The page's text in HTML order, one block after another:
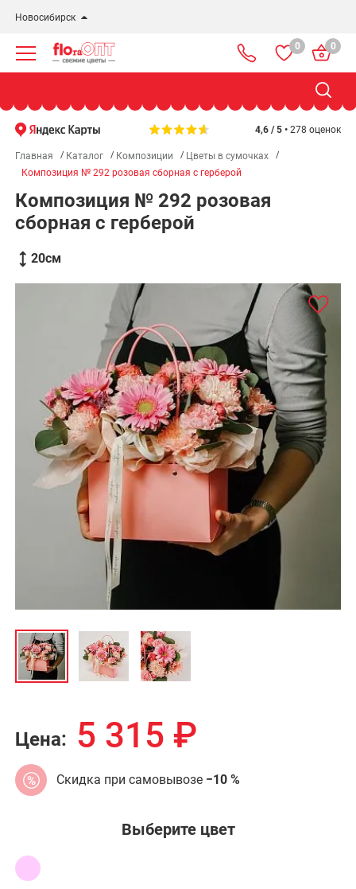
Новосибирск
Новосибирск
Бердск
0 0
4,6 / 5 • 278 оценок
Главная Каталог Композиции
Цветы в сумочках
Композиция № 292 розовая сборная с герберой
Композиция № 292 розовая
сборная с герберой
20см
Цена: 5 315 ₽
Скидка при самовывозе −10 %
Выберите цвет